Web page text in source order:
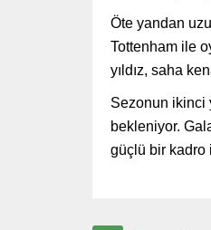
Öte yandan
Tottenham ile
yıldız, saha
Sezonun ikinci
bekleniyor.
güçlü bir kadro